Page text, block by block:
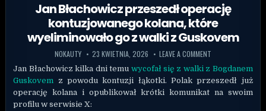
Jan Błachowicz przeszedł operację
kontuzjowanego kolana, które
wyeliminowało go z walki z Guskovem
NOKAUTY 23 KWIETNIA, 2026 LEAVE A COMMENT
Jan Błachowicz kilka dni temu wycofał się z walki z Bogdanem
Guskovem z powodu kontuzji łąkotki. Polak przeszedł już
operację kolana i opublikował krótki komunikat na swoim
profilu w serwisie X: